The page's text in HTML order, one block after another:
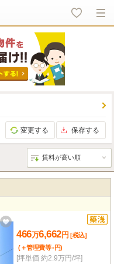
変更する 保存する
466万6,662円 [税込]
(＋管理費等-円)
[坪単価 約2.9万円/坪]